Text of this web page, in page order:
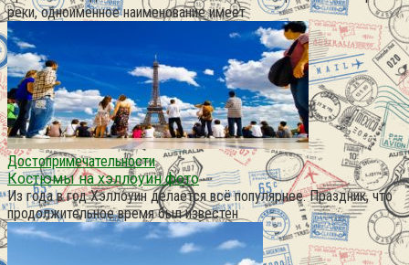
реки, одноименное наименование имеет
Достопримечательности
Костюмы на хэллоуин фото
Из года в год Хэллоуин делается всё популярнее. Праздник, что
продолжительное время был известен